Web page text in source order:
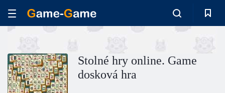
Stolné hry online. Game
dosková hra